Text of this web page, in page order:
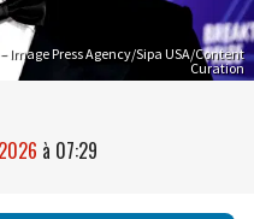
Image Press Agency/Sipa USA/Content
Curation
à 07:29